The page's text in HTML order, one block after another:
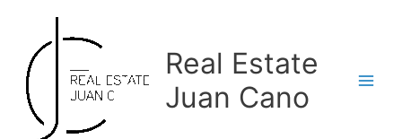
content
Real Estate
Juan Cano